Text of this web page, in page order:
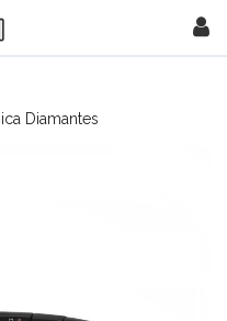
Diamantes